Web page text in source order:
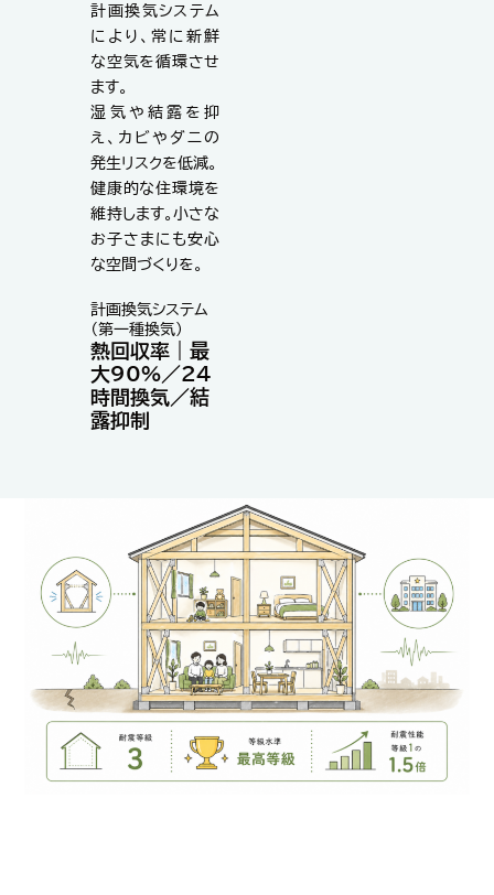
計画換気システム
により、常に新鮮
な空気を循環させ
ます。
湿気や結露を抑
え、カビやダニの
発生リスクを低減。
健康的な住環境を
維持します。小さな
お子さまにも安心
な空間づくりを。
計画換気システム
（第一種換気）
熱回収率｜最
大90%／24
時間換気／結
露抑制